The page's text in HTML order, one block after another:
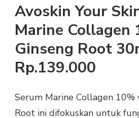
Avoskin Your
Marine Collagen
Ginseng Root
Rp.139.000
Serum Marine Collagen 10%
Root ini difokuskan untuk